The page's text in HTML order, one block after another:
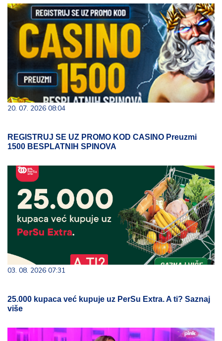
20. 07. 2026 08:04
REGISTRUJ SE UZ PROMO KOD CASINO Preuzmi
1500 BESPLATNIH SPINOVA
03. 08. 2026 07:31
25.000 kupaca već kupuje uz PerSu Extra. A ti? Saznaj
više